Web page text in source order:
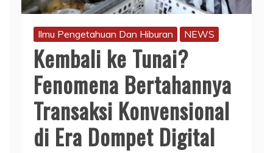
Ilmu Pengetahuan Dan Hiburan NEWS
Kembali ke Tunai?
Fenomena Bertahannya
Transaksi Konvensional
di Era Dompet Digital